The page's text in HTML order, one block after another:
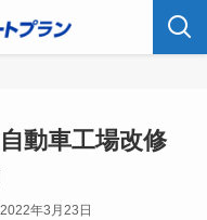
動車工場改修
2022年3月23日